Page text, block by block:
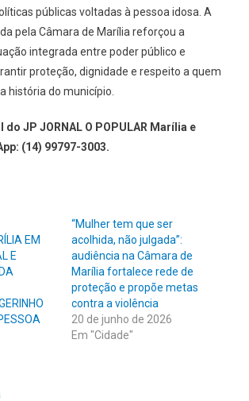
públicas voltadas à pessoa idosa. A
pela Câmara de Marília reforçou a
integrada entre poder público e
proteção, dignidade e respeito a quem
história do município.
JP JORNAL O POPULAR Marília e
(14) 99797-3003.
EM
E
“Mulher tem que ser
acolhida, não julgada”:
audiência na Câmara de
Marília fortalece rede de
proteção e propõe metas
contra a violência
20 de junho de 2026
Em "Cidade"